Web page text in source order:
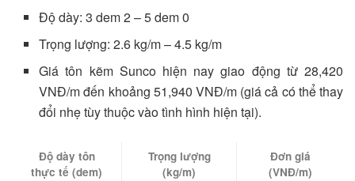
Độ dày: 3 dem 2 – 5 dem 0
Trọng lượng: 2.6 kg/m – 4.5 kg/m
Giá tôn kẽm Sunco hiện nay giao động từ 28,420
VNĐ/m đến khoảng 51,940 VNĐ/m (giá cả có thể thay
đổi nhẹ tùy thuộc vào tình hình hiện tại).
Độ dày tôn
thực tế (dem)
Trọng lượng
(kg/m)
Đơn giá
(VNĐ/m)